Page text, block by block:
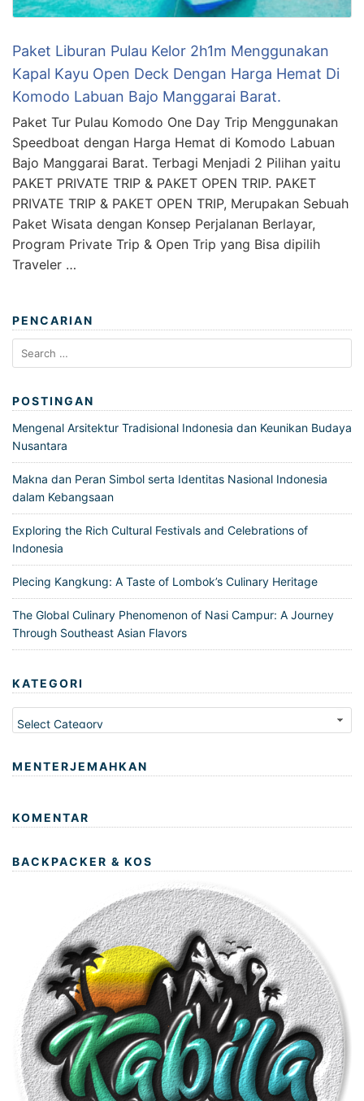
Paket Liburan Pulau Kelor 2h1m Menggunakan
Kapal Kayu Open Deck Dengan Harga Hemat Di
Komodo Labuan Bajo Manggarai Barat.
Paket Tur Pulau Komodo One Day Trip Menggunakan
Speedboat dengan Harga Hemat di Komodo Labuan
Bajo Manggarai Barat. Terbagi Menjadi 2 Pilihan yaitu
PAKET PRIVATE TRIP & PAKET OPEN TRIP. PAKET
PRIVATE TRIP & PAKET OPEN TRIP, Merupakan Sebuah
Paket Wisata dengan Konsep Perjalanan Berlayar,
Program Private Trip & Open Trip yang Bisa dipilih
Traveler …
PENCARIAN
Search
for:
POSTINGAN
Mengenal Arsitektur Tradisional Indonesia dan Keunikan Budaya
Nusantara
Makna dan Peran Simbol serta Identitas Nasional Indonesia
dalam Kebangsaan
Exploring the Rich Cultural Festivals and Celebrations of
Indonesia
Plecing Kangkung: A Taste of Lombok’s Culinary Heritage
The Global Culinary Phenomenon of Nasi Campur: A Journey
Through Southeast Asian Flavors
KATEGORI
Kategori
MENTERJEMAHKAN
KOMENTAR
BACKPACKER & KOS